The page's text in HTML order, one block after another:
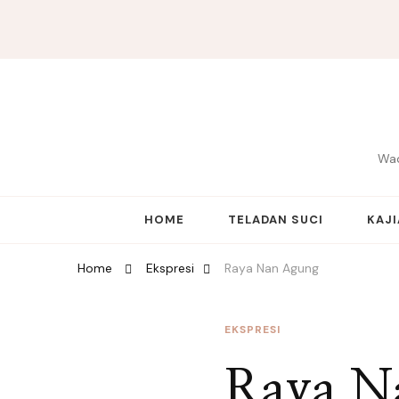
HOME TELADAN SUCI
Home Ekspresi Raya Nan Agung
EKSPRESI